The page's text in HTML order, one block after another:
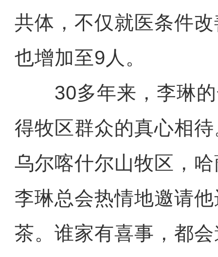
共体，不仅就医条件
也增加至9人。
30多年来，李琳的
得牧区群众的真心相
乌尔喀什尔山牧区，
李琳总会热情地邀请
茶。谁家有喜事，都